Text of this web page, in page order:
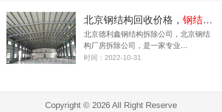
北京钢结构回收价格， 钢结构厂房回收拆除价格
北京德利鑫钢结构拆除公司，北京钢结
构厂房拆除公司，是一家专业…
时间：2022-10-31
Copyright © 2026 All Right Reserve